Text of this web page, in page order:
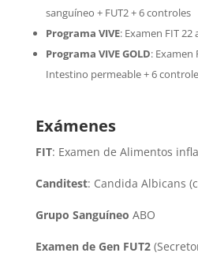
sanguíneo + FUT2 + 6 controles
Programa VIVE: Examen FIT
Programa VIVE GOLD: Examen
Intestino permeable + 6
Exámenes
FIT: Examen de Alimentos
Canditest: Candida Albicans
Grupo Sanguíneo ABO
Examen de Gen FUT2